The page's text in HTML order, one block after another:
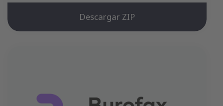
Descargar ZIP